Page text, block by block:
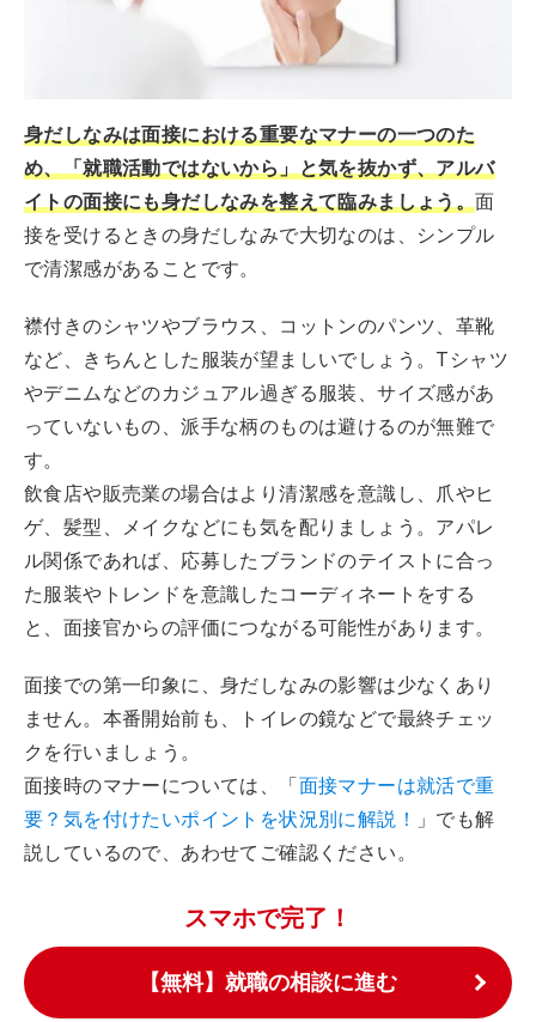
身だしなみは面接における重要なマナーの一つのた
め、「就職活動ではないから」と気を抜かず、アルバ
イトの面接にも身だしなみを整えて臨みましょう。面
接を受けるときの身だしなみで大切なのは、シンプル
で清潔感があることです。
襟付きのシャツやブラウス、コットンのパンツ、革靴
など、きちんとした服装が望ましいでしょう。Tシャツ
やデニムなどのカジュアル過ぎる服装、サイズ感があ
っていないもの、派手な柄のものは避けるのが無難で
す。
飲食店や販売業の場合はより清潔感を意識し、爪やヒ
ゲ、髪型、メイクなどにも気を配りましょう。アパレ
ル関係であれば、応募したブランドのテイストに合っ
た服装やトレンドを意識したコーディネートをする
と、面接官からの評価につながる可能性があります。
面接での第一印象に、身だしなみの影響は少なくあり
ません。本番開始前も、トイレの鏡などで最終チェッ
クを行いましょう。
面接時のマナーについては、「面接マナーは就活で重
要？気を付けたいポイントを状況別に解説！
」でも解
説しているので、あわせてご確認ください。
スマホで完了！
【無料】就職の相談に進む